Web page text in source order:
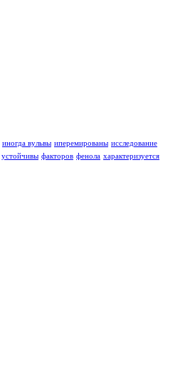
иногда вульвы иперемированы исследование
устойчивы факторов фенола характеризуется